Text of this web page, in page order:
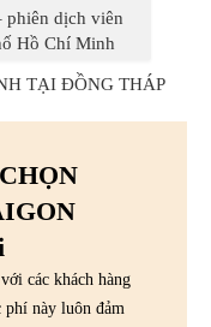
phiên dịch viên
Hồ Chí Minh
TẠI ĐỒNG THÁP
các khách hàng
phí này luôn đảm